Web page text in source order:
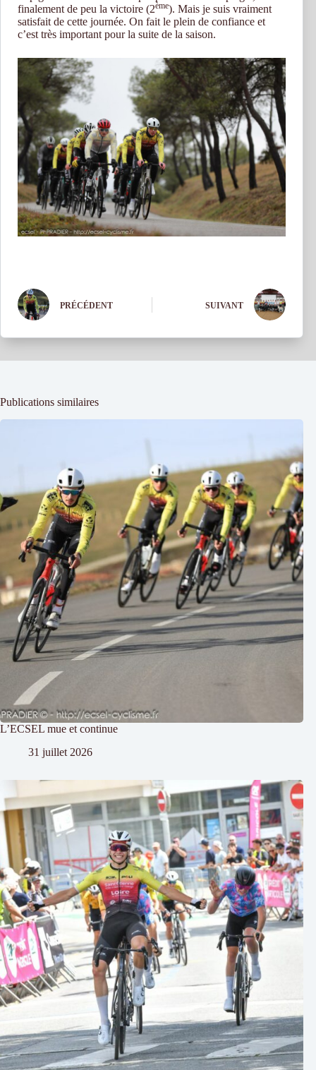
finalement de peu la victoire (2ème). Mais je suis vraiment
satisfait de cette journée. On fait le plein de confiance et
c’est très important pour la suite de la saison.
PRÉCÉDENT SUIVANT
Publications similaires
L’ECSEL mue et continue
31 juillet 2026